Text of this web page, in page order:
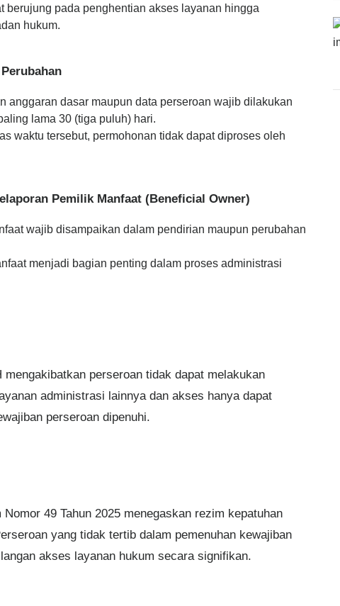
berujung pada penghentian akses layanan hingga
hukum.
anggaran dasar maupun data perseroan wajib dilakukan
lama 30 (tiga puluh) hari.
waktu tersebut, permohonan tidak dapat diproses oleh
Pemilik Manfaat (Beneficial Owner)
wajib disampaikan dalam pendirian maupun perubahan
menjadi bagian penting dalam proses administrasi
perseroan tidak dapat melakukan
administrasi lainnya dan akses hanya dapat
perseroan dipenuhi.
49 Tahun 2025 menegaskan rezim kepatuhan
yang tidak tertib dalam pemenuhan kewajiban
akses layanan hukum secara signifikan.